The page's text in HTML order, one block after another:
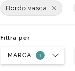
Bordo vasca
Filtra per
MARCA